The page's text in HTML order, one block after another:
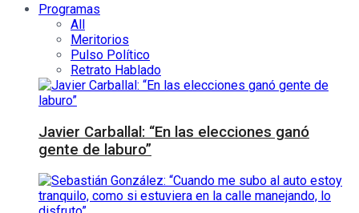
Programas
All
Meritorios
Pulso Político
Retrato Hablado
Javier Carballal: “En las elecciones ganó
gente de laburo”